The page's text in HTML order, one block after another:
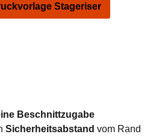
Stageriser
Beschnittzugabe
Sicherheitsabstand vom Rand